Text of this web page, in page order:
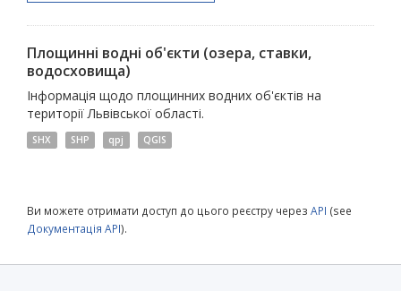
Площинні водні об'єкти (озера, ставки,
водосховища)
Інформація щодо площинних водних об'єктів на
території Львівської області.
SHX SHP qpj QGIS
Ви можете отримати доступ до цього реєстру через API (see
Документація API).